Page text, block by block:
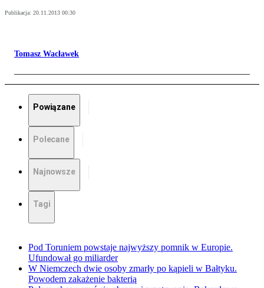
Publikacja: 20.11.2013 00:30
Tomasz Wacławek
Powiązane
Polecane
Najnowsze
Tagi
Pod Toruniem powstaje najwyższy pomnik w Europie.
Ufundował go miliarder
W Niemczech dwie osoby zmarły po kąpieli w Bałtyku.
Powodem zakażenie bakterią